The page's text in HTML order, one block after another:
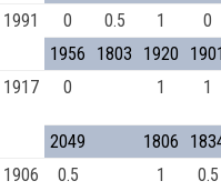
1991 0 0.5 1 0
1956
1803 1920 1901
1917 0 1 1
2049 1806
1906 0.5 1 0.5